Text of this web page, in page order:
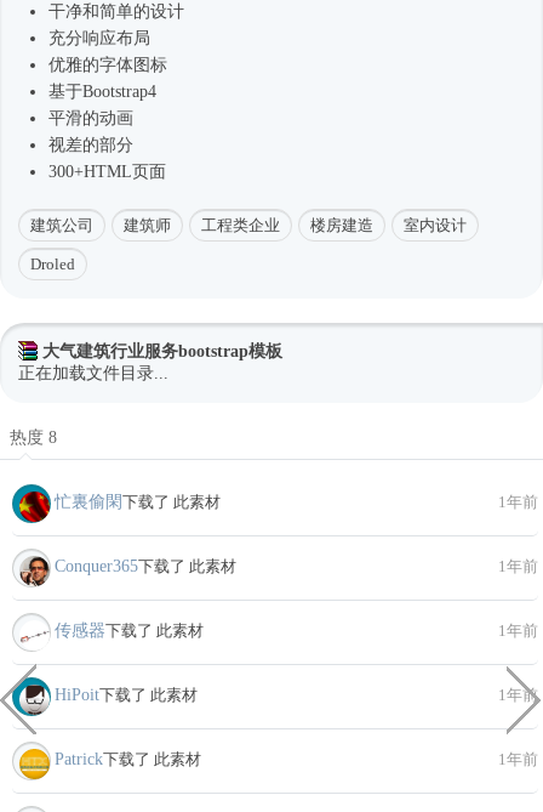
干净和简单的设计
充分响应布局
优雅的字体图标
基于Bootstrap4
平滑的动画
视差的部分
300+HTML页面
建筑公司 建筑师 工程类企业 楼房建造 室内设计
Droled
大气建筑行业服务bootstrap模板
正在加载文件目录...
热度 8
忙裏偷閑下载了 此素材 1年前
Conquer365下载了 此素材 1年前
传感器下载了 此素材 1年前
HiPoit下载了 此素材 1年前
Patrick下载了 此素材 1年前